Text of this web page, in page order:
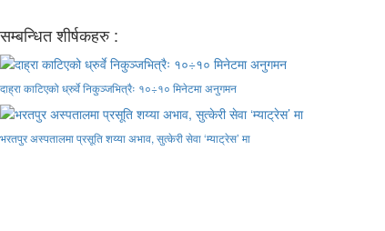
सम्बन्धित शीर्षकहरु :
दाह्रा काटिएको ध्रुर्वे निकुञ्जभित्रैः १०÷१० मिनेटमा अनुगमन
भरतपुर अस्पतालमा प्रसूति शय्या अभाव, सुत्केरी सेवा ‘म्याट्रेस’ मा